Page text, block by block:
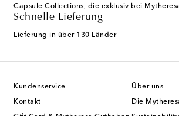
Capsule Collections, die exklusiv bei
Schnelle Lieferung
Lieferung in über 130 Länder
Kundenservice
Kontakt
Über uns
Die